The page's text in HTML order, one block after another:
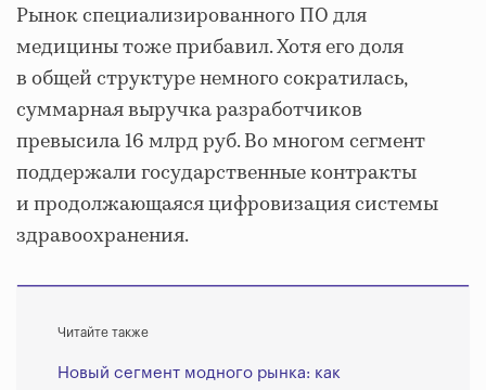
Рынок специализированного ПО для
медицины тоже прибавил. Хотя его доля
в общей структуре немного сократилась,
суммарная выручка разработчиков
превысила 16 млрд руб. Во многом сегмент
поддержали государственные контракты
и продолжающаяся цифровизация системы
здравоохранения.
Читайте также
Новый сегмент модного рынка: как